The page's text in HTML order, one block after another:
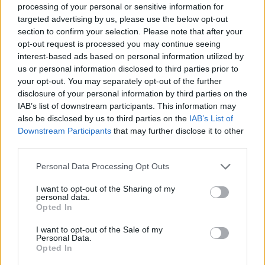
processing of your personal or sensitive information for
targeted advertising by us, please use the below opt-out
section to confirm your selection. Please note that after your
opt-out request is processed you may continue seeing
interest-based ads based on personal information utilized by
us or personal information disclosed to third parties prior to
your opt-out. You may separately opt-out of the further
disclosure of your personal information by third parties on the
IAB’s list of downstream participants. This information may
also be disclosed by us to third parties on the IAB’s List of
Downstream Participants that may further disclose it to other
Personal Data Processing Opt Outs
I want to opt-out of the Sharing of my
personal data.
Opted In
I want to opt-out of the Sale of my
Personal Data.
Opted In
los New York Knicks sobre los Cleveland Cavaliers en las
finales de la Conferencia Este y el comienzo de unas
Finales de la NBA en las que Nueva York derrotó por 4-1
a los San Antonio Spurs para conquistar su primer título
desde 1973.
Durante el descanso entre ambas series fue operado de
derecha, una lesión que el propio jugador describió
"Después de consultar con los médicos, recuperé la
confianza necesaria para salir a competir y hacer el
trabajo. ¡Y lo conseguimos! ¡Campeones de la NBA